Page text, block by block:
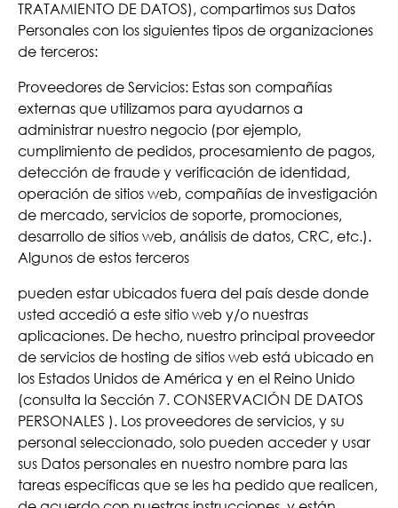
TRATAMIENTO DE DATOS), compartimos sus Datos
Personales con los siguientes tipos de organizaciones
de terceros:
Proveedores de Servicios: Estas son compañías
externas que utilizamos para ayudarnos a
administrar nuestro negocio (por ejemplo,
cumplimiento de pedidos, procesamiento de pagos,
detección de fraude y verificación de identidad,
operación de sitios web, compañías de investigación
de mercado, servicios de soporte, promociones,
desarrollo de sitios web, análisis de datos, CRC, etc.).
Algunos de estos terceros
pueden estar ubicados fuera del país desde donde
usted accedió a este sitio web y/o nuestras
aplicaciones. De hecho, nuestro principal proveedor
de servicios de hosting de sitios web está ubicado en
los Estados Unidos de América y en el Reino Unido
(consulta la Sección 7. CONSERVACIÓN DE DATOS
PERSONALES ). Los proveedores de servicios, y su
personal seleccionado, solo pueden acceder y usar
sus Datos personales en nuestro nombre para las
tareas específicas que se les ha pedido que realicen,